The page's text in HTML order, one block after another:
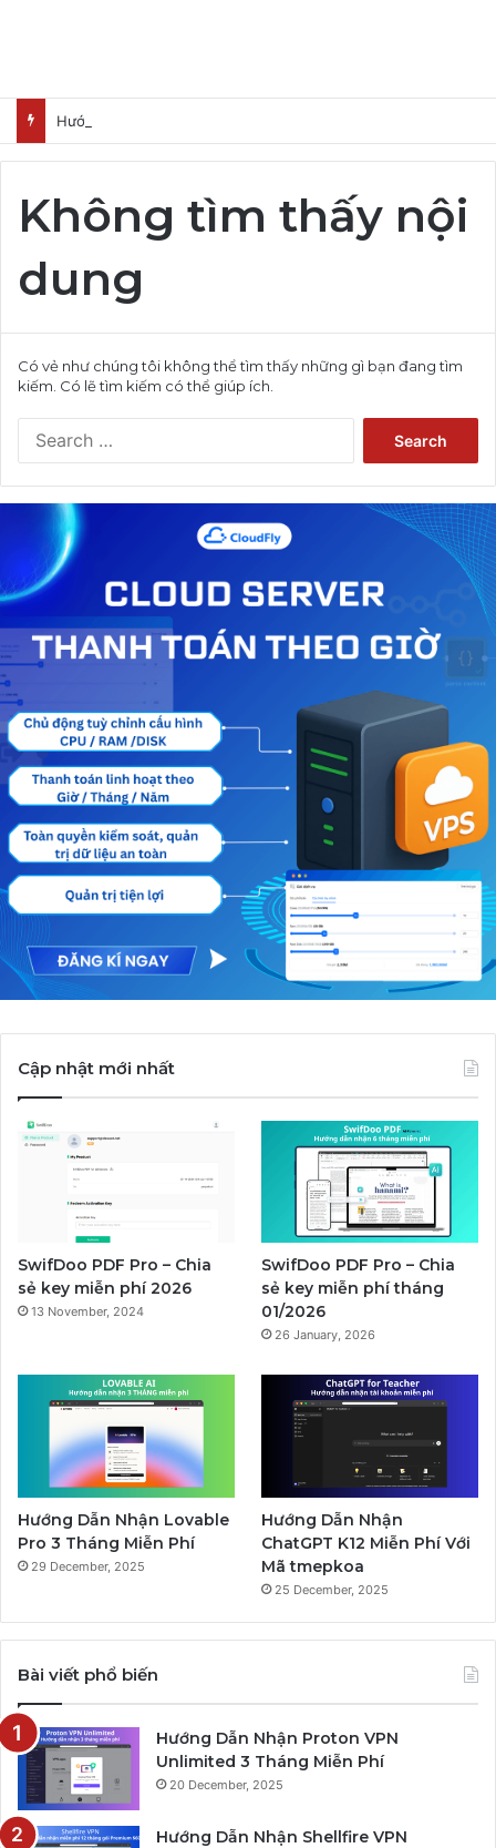
Hướng Dẫn Nhận Lovable Pro 3 Tháng Miễn Phí
Không tìm thấy nội
dung
Có vẻ như chúng tôi không thể tìm thấy những gì bạn đang tìm
kiếm. Có lẽ tìm kiếm có thể giúp ích.
Cập nhật mới nhất
SwifDoo PDF Pro – Chia
sẻ key miễn phí 2026
13 November, 2024
SwifDoo PDF Pro – Chia
sẻ key miễn phí tháng
01/2026
26 January, 2026
Hướng Dẫn Nhận Lovable
Pro 3 Tháng Miễn Phí
29 December, 2025
Hướng Dẫn Nhận
ChatGPT K12 Miễn Phí Với
Mã tmepkoa
25 December, 2025
Bài viết phổ biến
Hướng Dẫn Nhận Proton VPN
Unlimited 3 Tháng Miễn Phí
20 December, 2025
Hướng Dẫn Nhận Shellfire VPN